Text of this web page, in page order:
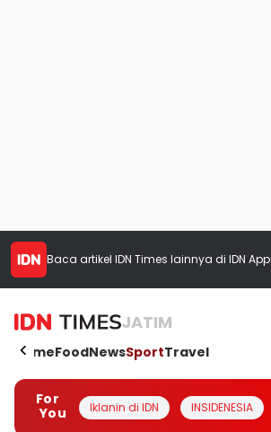
Baca artikel IDN Times lainnya di IDN App
JATIM
HomeFoodNewsSportTravel
For
You
Iklanin di IDN INSIDENESIA